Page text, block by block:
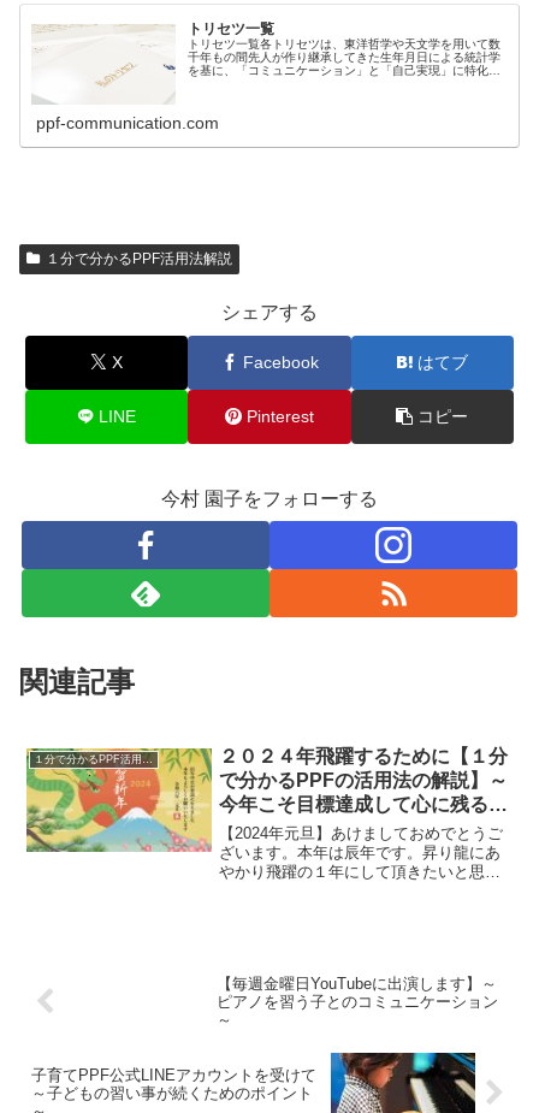
トリセツ一覧
トリセツ一覧各トリセツは、東洋哲学や天文学を用いて数
千年もの間先人が作り継承してきた生年月日による統計学
を基に、「コミュニケーション」と「自己実現」に特化し
ppf-communication.com
１分で分かるPPF活用法解説
シェアする
X Facebook はてブ
LINE Pinterest コピー
今村 園子をフォローする
関連記事
１分で分かるPPF活用法解説
２０２４年飛躍するために【１分
で分かるPPFの活用法の解説】～
今年こそ目標達成して心に残る１
年に～
【2024年元旦】あけましておめでとうご
ざいます。本年は辰年です。昇り龍にあ
やかり飛躍の１年にして頂きたいと思い
【毎週金曜日YouTubeに出演します】～
ピアノを習う子とのコミュニケーション
～
子育てPPF公式LINEアカウントを受けて
～子どもの習い事が続くためのポイント